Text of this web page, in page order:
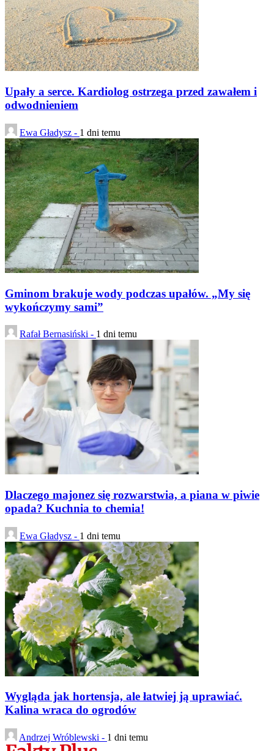
Upały a serce. Kardiolog ostrzega przed zawałem i
odwodnieniem
Ewa Gładysz - 1 dni temu
Gminom brakuje wody podczas upałów. „My się
wykończymy sami”
Rafał Bernasiński - 1 dni temu
Dlaczego majonez się rozwarstwia, a piana w piwie
opada? Kuchnia to chemia!
Ewa Gładysz - 1 dni temu
Wygląda jak hortensja, ale łatwiej ją uprawiać.
Kalina wraca do ogrodów
Andrzej Wróblewski - 1 dni temu